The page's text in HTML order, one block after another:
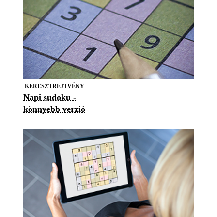
KERESZTREJTVÉNY
Napi sudoku -
könnyebb verzió